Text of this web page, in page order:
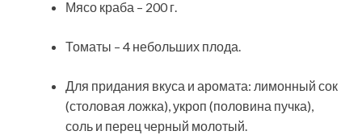
Мясо краба – 200 г.
Томаты – 4 небольших плода.
Для придания вкуса и аромата: лимонный сок
(столовая ложка), укроп (половина пучка),
соль и перец черный молотый.